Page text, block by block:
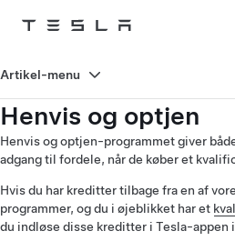
Tesla
Henvis og optjen
Henvis og optjen-programmet giver
adgang til fordele, når de køber et
Hvis du har kreditter tilbage fra en af
programmer, og du i øjeblikket har et
du indløse disse kreditter i Tesla-appen
Artikel-menu